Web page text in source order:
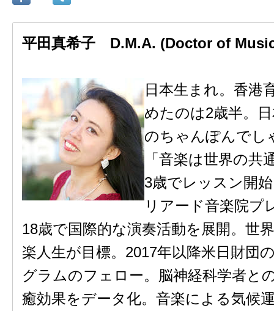
平田真希子 D.M.A. (Doctor of
日本生まれ。香港
めたのは2歳半。
のちゃんぽんでし
「音楽は世界の共
3歳でレッスン開
リアード音楽院プ
18歳で国際的な演奏活動を展開。世
楽人生が目標。2017年以降米日財団
グラムのフェロー。脳神経科学者と
癒効果をデータ化。音楽による気候